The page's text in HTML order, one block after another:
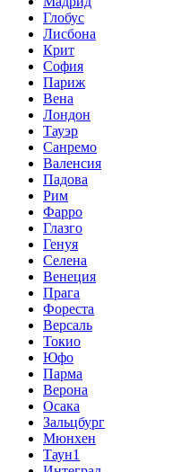
Глобус
Лисбона
Крит
София
Париж
Вена
Лондон
Тауэр
Санремо
Валенсия
Падова
Рим
Фарро
Глазго
Генуя
Селена
Венеция
Прага
Фореста
Версаль
Токио
Юфо
Парма
Верона
Осака
Зальцбург
Мюнхен
Таун1